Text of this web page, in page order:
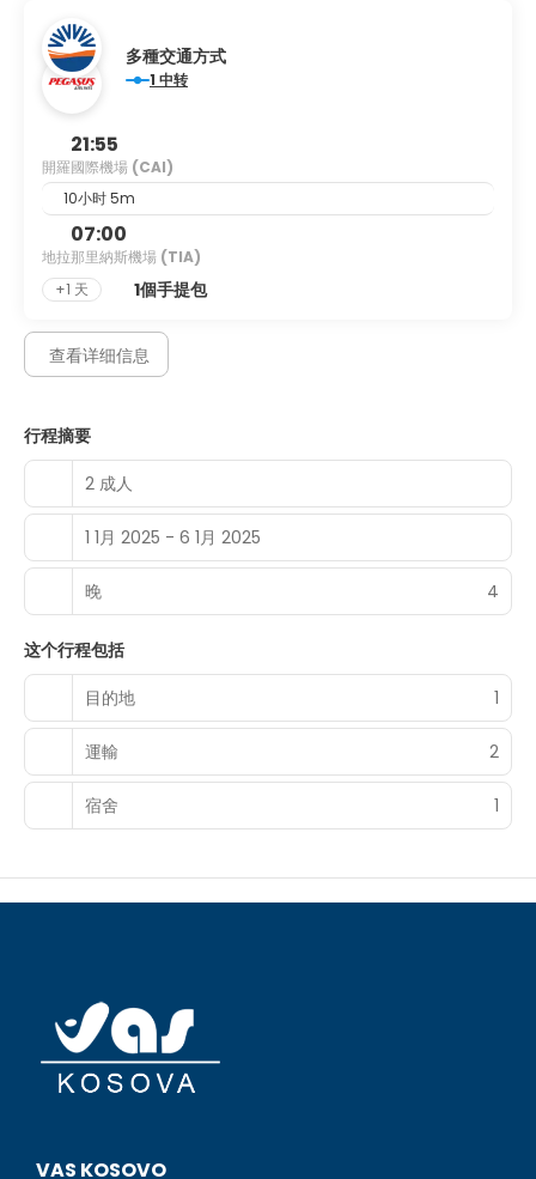
cotton sheets. Complimentary wireless internet access is
available to keep you connected. Conveniences include
safes and day beds, and housekeeping is provided daily.
from 8:00 AM to 11:00 AM.
Featured amenities include dry cleaning/laundry services,
a 24-hour front desk, and luggage storage.
多種交通方式
1 中转
21:55
開羅國際機場 (CAI)
10小时 5m
07:00
地拉那里納斯機場 (TIA)
+1 天
1個手提包
查看详细信息
行程摘要
2 成人
1 1月 2025 - 6 1月 2025
晚 4
这个行程包括
目的地
1
運輸 2
宿舍 1
VAS KOSOVO